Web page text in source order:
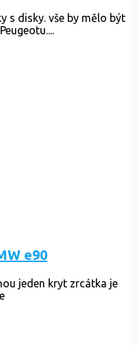
s disky. vše by mělo být
e90
jeden kryt zrcátka je